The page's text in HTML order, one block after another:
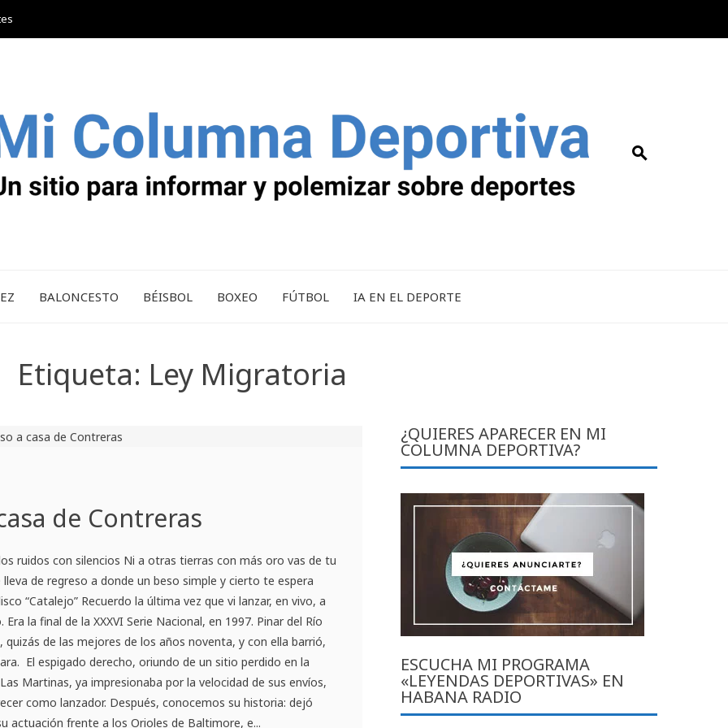
BALONCESTO BÉISBOL BOXEO FÚTBOL IA EN EL DEPORTE
Etiqueta: Ley Migratoria
de Contreras
ruidos con silencios Ni a otras tierras con más oro vas de tu
de regreso a donde un beso simple y cierto te espera
“Catalejo” Recuerdo la última vez que vi lanzar, en vivo, a
la final de la XXXVI Serie Nacional, en 1997. Pinar del Río
de las mejores de los años noventa, y con ella barrió,
El espigado derecho, oriundo de un sitio perdido en la
Martinas, ya impresionaba por la velocidad de sus envíos,
como lanzador. Después, conocemos su historia: dejó
actuación frente a los Orioles de Baltimore, e...
¿QUIERES APARECER EN MI
COLUMNA DEPORTIVA?
ESCUCHA MI PROGRAMA
«LEYENDAS DEPORTIVAS» EN
HABANA RADIO